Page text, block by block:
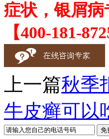
症状，银屑
【400-181-
上一篇秋季
牛皮癣可以